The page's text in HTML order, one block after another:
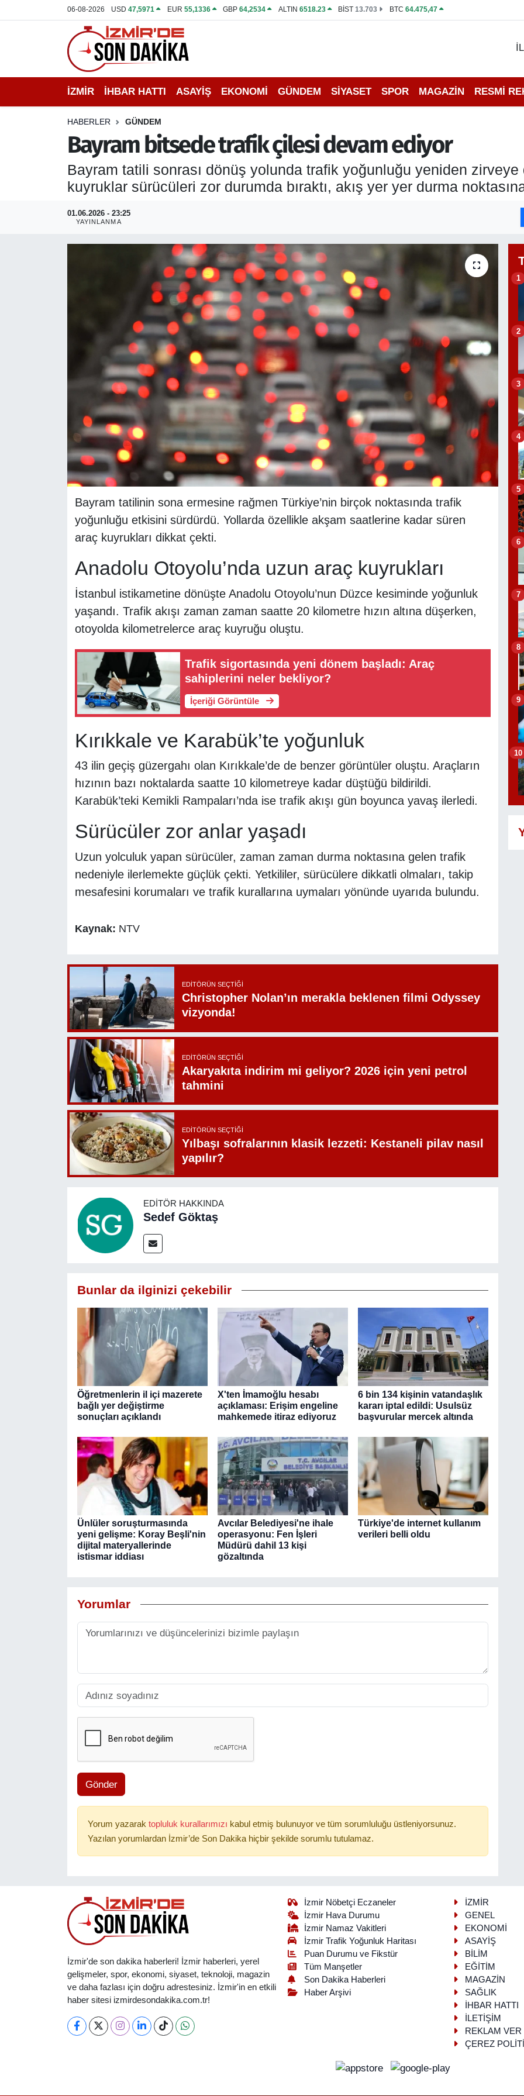
06-08-2026 USD47,5971 EUR 55,1336 GBP64,2534 ALTIN 6518.23 BİST13.703 BTC 64.475,47
İZMİR İHBAR HATTI ASAYİŞ EKONOMİ GÜNDEM SİYASET SPOR MAGAZİN RESMİ
HABERLER GÜNDEM
Bayram bitsede trafik çilesi devam ediyor
Bayram tatili sonrası dönüş yolunda trafik yoğunluğu yeniden zirveye
kuyruklar sürücüleri zor durumda bıraktı, akış yer yer durma
01.06.2026 - 23:25
YAYINLANMA
Bayram tatilinin sona ermesine rağmen Türkiye’nin birçok noktasında trafik
yoğunluğu etkisini sürdürdü. Yollarda özellikle akşam saatlerine kadar süren
araç kuyrukları dikkat çekti.
Anadolu Otoyolu’nda uzun araç kuyrukları
İstanbul istikametine dönüşte Anadolu Otoyolu’nun Düzce kesiminde yoğunluk
yaşandı. Trafik akışı zaman zaman saatte 20 kilometre hızın altına düşerken,
otoyolda kilometrelerce araç kuyruğu oluştu.
Trafik sigortasında yeni dönem başladı: Araç
sahiplerini neler bekliyor?
İçeriği Görüntüle
Kırıkkale ve Karabük’te yoğunluk
43 ilin geçiş güzergahı olan Kırıkkale’de de benzer görüntüler oluştu. Araçların
hızının bazı noktalarda saatte 10 kilometreye kadar düştüğü bildirildi.
Karabük’teki Kemikli Rampaları’nda ise trafik akışı gün boyunca yavaş ilerledi.
Sürücüler zor anlar yaşadı
Uzun yolculuk yapan sürücüler, zaman zaman durma noktasına gelen trafik
nedeniyle ilerlemekte güçlük çekti. Yetkililer, sürücülere dikkatli olmaları, takip
mesafesini korumaları ve trafik kurallarına uymaları yönünde uyarıda bulundu.
Kaynak: NTV
EDITÖRÜN SEÇTIĞI
Christopher Nolan’ın merakla beklenen filmi Odyssey
vizyonda!
EDITÖRÜN SEÇTIĞI
Akaryakıta indirim mi geliyor? 2026 için yeni petrol
tahmini
EDITÖRÜN SEÇTIĞI
Yılbaşı sofralarının klasik lezzeti: Kestaneli pilav nasıl
yapılır?
EDITÖR HAKKINDA
Sedef Göktaş
Bunlar da ilginizi çekebilir
Öğretmenlerin il içi mazerete
bağlı yer değiştirme
sonuçları açıklandı
X'ten İmamoğlu hesabı
açıklaması: Erişim engeline
mahkemede itiraz ediyoruz
6 bin 134 kişinin vatandaşlık
kararı iptal edildi: Usulsüz
başvurular mercek altında
Ünlüler soruşturmasında
yeni gelişme: Koray Beşli'nin
dijital materyallerinde
istismar iddiası
Avcılar Belediyesi'ne ihale
operasyonu: Fen İşleri
Müdürü dahil 13 kişi
gözaltında
Türkiye'de internet kullanım
verileri belli oldu
Yorumlar
Gönder
Yorum yazarak topluluk kurallarımızı kabul etmiş bulunuyor ve tüm sorumluluğu üstleniyorsunuz.
Yazılan yorumlardan İzmir’de Son Dakika hiçbir şekilde sorumlu tutulamaz.
1
2
3
4
5
6
7
8
9
10
İzmir'de son dakika haberleri! İzmir haberleri, yerel
gelişmeler, spor, ekonomi, siyaset, teknoloji, magazin
ve daha fazlası için doğru adrestesiniz. İzmir'in en etkili
haber sitesi izmirdesondakika.com.tr!
İzmir Nöbetçi Eczaneler
İzmir Hava Durumu
İzmir Namaz Vakitleri
İzmir Trafik Yoğunluk Haritası
Puan Durumu ve Fikstür
Tüm Manşetler
Son Dakika Haberleri
Haber Arşivi
İZMİR
GENEL
EKONOMİ
ASAYİŞ
BİLİM
EĞİTİM
MAGAZİN
SAĞLIK
İHBAR HATTI
İLETİŞİM
REKLAM VER
ÇEREZ
İHBAR HATTI
DEPREM
EKONOMİ
SİYASET
İzmir Nöbetçi Eczaneler
İzmir Hava Durumu
İzmir Namaz Vakitleri
İzmir Trafik Yoğunluk Haritası
Puan Durumu ve Fikstür
Tüm Manşetler
Son Dakika Haberleri